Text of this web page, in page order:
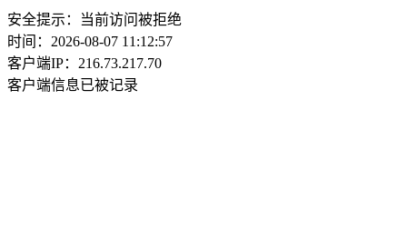
安全提示：当前访问被拒绝
时间：2026-08-07 11:12:57
客户端IP：216.73.217.70
客户端信息已被记录